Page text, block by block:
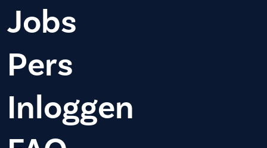
Jobs
Pers
Inloggen